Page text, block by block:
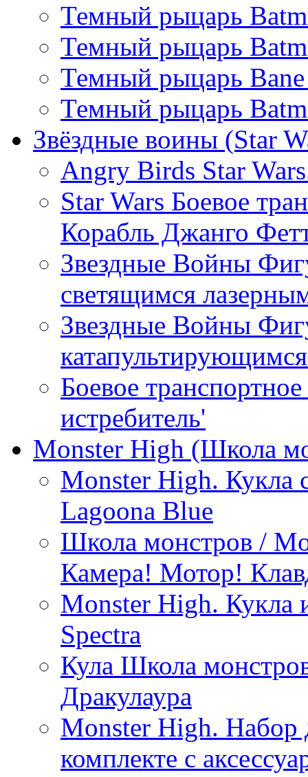
Темный рыцарь
Темный рыцарь
Темный рыцарь Bane
Темный рыцарь
Звёздные воины (Star
Angry Birds Star
Star Wars Боевое
Корабль Джанго
Звездные Войны
светящимся
Звездные Войны
Боевое
истребитель'
Monster High (Школа
Monster High. Кукла
Lagoona Blue
Школа монстров /
Камера! Мотор!
Monster High.
Spectra
Кула Школа
Дракулаура
Monster High. Набор
комплекте с